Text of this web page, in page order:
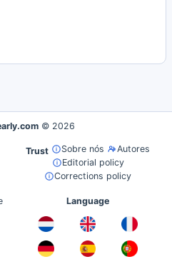
© 2026
Trust Sobre nós
Autores
Editorial policy
Corrections policy
Language